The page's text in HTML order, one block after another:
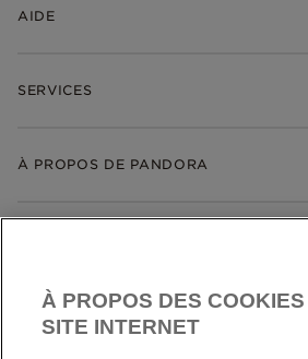
Bijoux
Trouver une boutique
AIDE
Suivre ma commande
Échanges et retours
Garantie
Nous contacter
*Conditions des offres en cours
SERVICES
Gravure
Nettoyage & Entretien
Conditions générales de My Pandora
À PROPOS DE PANDORA
À PROPOS DES
SITE INTERNET